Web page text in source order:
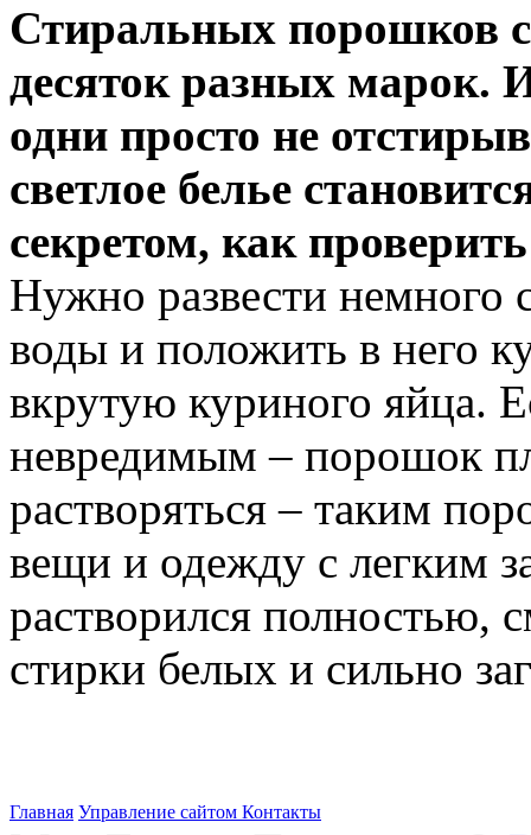
Стиральных порошков
десяток разных марок.
одни просто не
светлое белье
секретом, как
Нужно развести немного
воды и положить в него
вкрутую куриного яйца.
невредимым – порошок
растворяться – таким
вещи и одежду с легким
растворился полностью,
стирки белых и сильно
Главная Управление сайтом Контакты